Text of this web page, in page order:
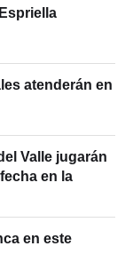
atenderán en
Valle jugarán
en la
en este